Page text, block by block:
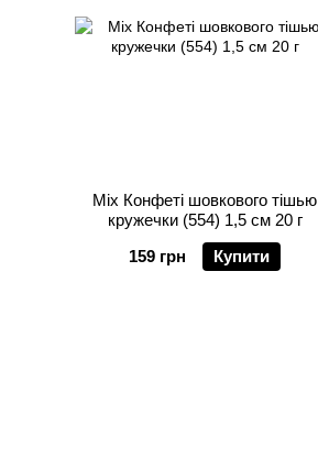
Mix Конфеті шовкового тішью
кружечки (554) 1,5 см 20 г
159 грн
Купити